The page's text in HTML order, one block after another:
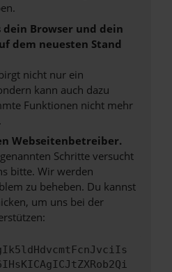
dein Browser und dein
dem neuesten Stand
nicht nur ein
kann auch dazu
Funktionen nicht mehr
Webseitenbetreiber.
Schritte versucht
bitte. Wir werden
zu beheben. Du kannst
um uns bei der